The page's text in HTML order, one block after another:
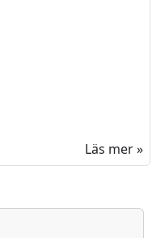
Läs mer »